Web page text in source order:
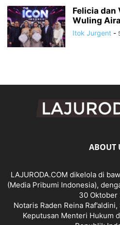
Felicia dan
Wuling
Itok Jurgent -
ABOUT
LAJURODA.COM dikelola di
(Media Pribumi Indonesia),
30 Oktober
Notaris Raden Reina
Keputusan Menteri Hukum